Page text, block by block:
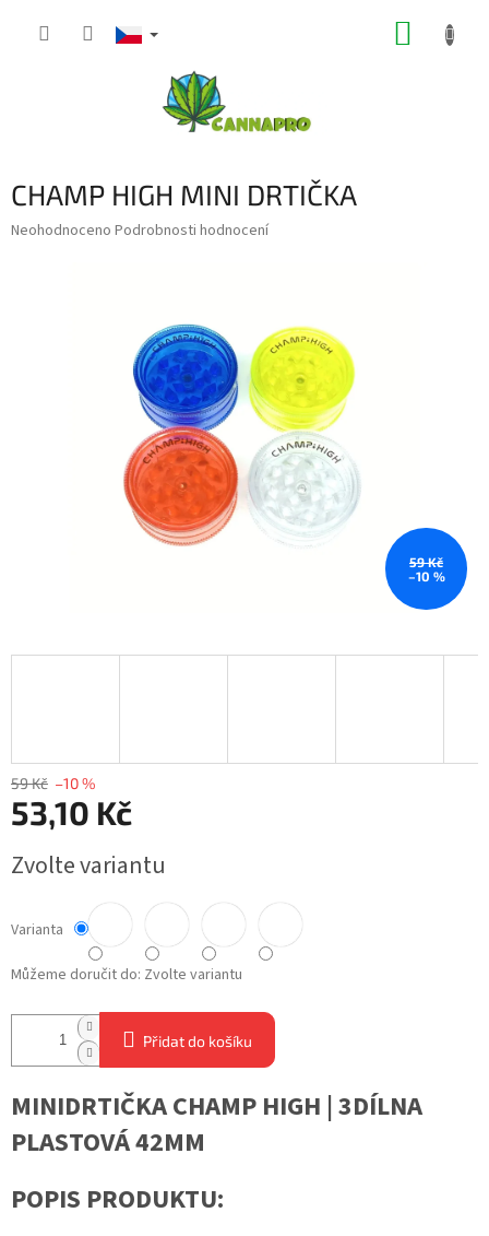
CHAMP HIGH MINI DRTIČKA
Průměrné
Neohodnoceno Podrobnosti hodnocení
59 Kč
–10 %
59 Kč –10 %
53,10 Kč
cena:
Zvolte variantu
Varianta
Můžeme doručit do: Zvolte variantu
Přidat do košíku
MINIDRTIČKA CHAMP HIGH | 3DÍLNA
PLASTOVÁ 42MM
POPIS PRODUKTU: